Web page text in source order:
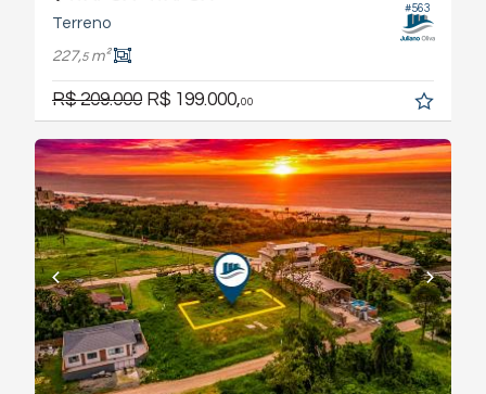
#563
Terreno
227,5m²
R$ 209.000 R$ 199.000,00